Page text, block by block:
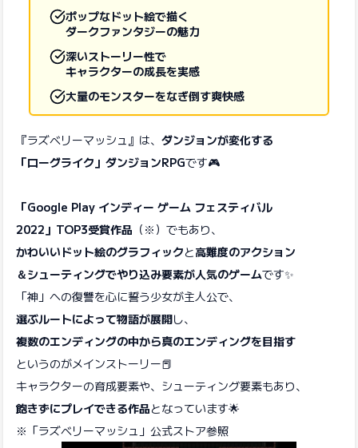
ポップなドット絵で描く
ダークファンタジーの魅力
深いストーリー性で
キャラクターの成長を実感
大量のモンスターをなぎ倒す爽快感
『ラズベリーマッシュ』は、 ダンジョンが変化する
「ローグライク」ダンジョンRPGです🎮
「Google Play インディー ゲーム フェスティバル
2022」TOP3受賞作品 （※）でもあり、
かわいいドット絵のグラフィックと高難度のアクション
＆シューティングでやり込み要素が人気のゲームです✨
「神」への復讐を心に誓う少女が主人公で、
選ぶルートによって物語が展開し、
複数のエンディングの中から真のエンディングを目指す
というのがメインストーリー📕
キャラクターの育成要素や、シューティング要素もあり、
飽きずにプレイできる作品となっています🌟
※「ラズベリーマッシュ」公式ストア参照